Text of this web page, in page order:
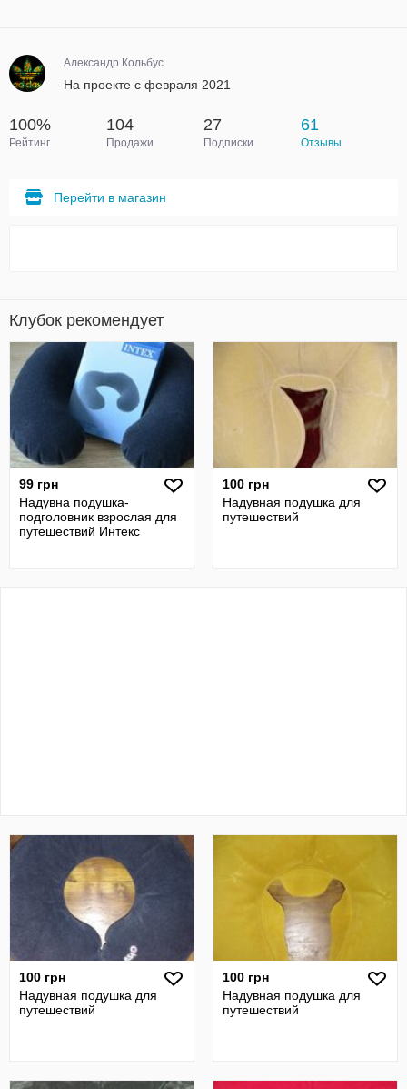
Александр Кольбус
На проекте с февраля 2021
100%
Рейтинг
104
Продажи
27
Подписки
61
Отзывы
Перейти в магазин
Клубок рекомендует
99 грн
Надувна подушка-
подголовник взрослая для
путешествий Интекс
100 грн
Надувная подушка для
путешествий
100 грн
Надувная подушка для
путешествий
100 грн
Надувная подушка для
путешествий